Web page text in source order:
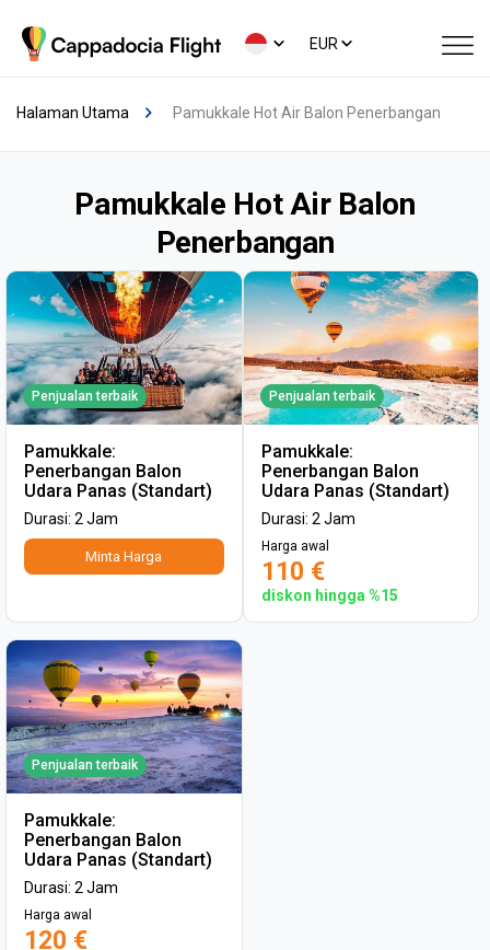
EUR
Halaman Utama Pamukkale Hot Air Balon Penerbangan
Pamukkale Hot Air Balon
Penerbangan
Penjualan terbaik
Pamukkale:
Penerbangan Balon
Udara Panas (Standart)
Durasi: 2 Jam
Minta Harga
Penjualan terbaik
Pamukkale:
Penerbangan Balon
Udara Panas (Standart)
Durasi: 2 Jam
Harga awal
110 €
diskon hingga %15
Penjualan terbaik
Pamukkale:
Penerbangan Balon
Udara Panas (Standart)
Durasi: 2 Jam
Harga awal
120 €